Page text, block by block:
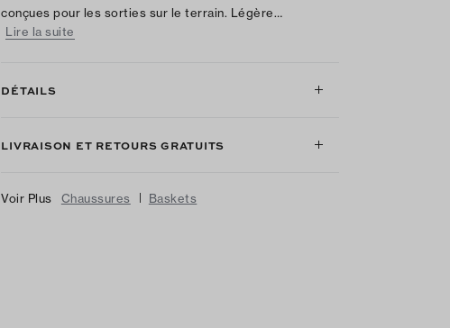
conçues pour les sorties sur le terrain. Légère…
Lire la suite
DÉTAILS
LIVRAISON ET RETOURS GRATUITS
Voir Plus Chaussures | Baskets